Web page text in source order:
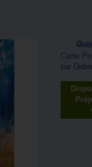
Carte
par